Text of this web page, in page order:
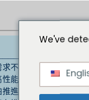
不斷增加，對船舶推
能引擎和更快的推進
進引擎市場的成長。
We've